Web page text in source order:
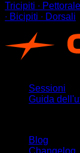
Tricipiti ∙
∙ Bicipiti ∙ Dorsali
Sessioni
Guida
Blog
Changelog